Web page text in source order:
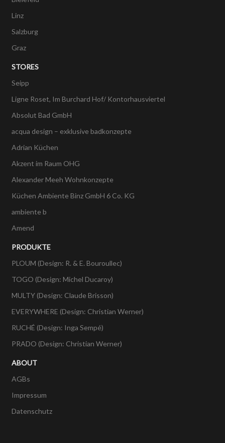
Linz
Salzburg
Graz
STORES
Seipp
Ligne Roset, Im Burchard Hof/ Kontorhausviertel
Absolut Bad GmbH
acqua design – exklusive badkonzepte
Adrian Küchen
Akzent im Raum OHG
Alexander Meeh Wohnkonzepte
Küchen Ambiente Binz GmbH 6 Co. KG
ambiente b
Amend
PRODUKTE
PLOUM (Design: R. & E. Bouroullec)
TOGO (Design: Michel Ducaroy)
MULTY (Design: Claude Brisson)
EVERYWHERE (Design: Christian Werner)
RUCHÉ (Design: Inga Sempé)
PRADO (Design: Christian Werner)
ABOUT
AGBs
Impressum
Datenschutz